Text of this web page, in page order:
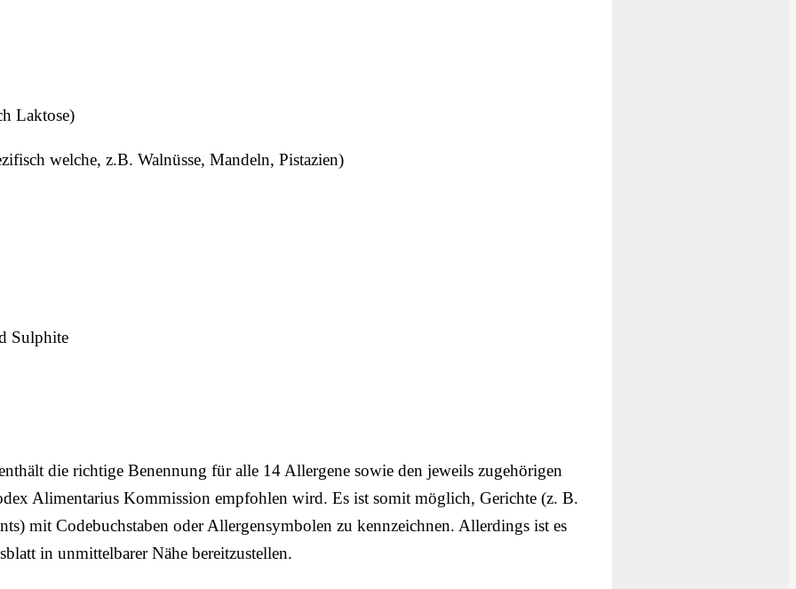
Laktose)
welche, z.B. Walnüsse, Mandeln, Pistazien)
Sulphite
die richtige Benennung für alle 14 Allergene sowie den jeweils zugehörigen
Alimentarius Kommission empfohlen wird. Es ist somit möglich, Gerichte (z. B.
mit Codebuchstaben oder Allergensymbolen zu kennzeichnen. Allerdings ist es
in unmittelbarer Nähe bereitzustellen.